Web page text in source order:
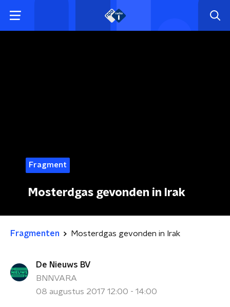
Fragment
Mosterdgas gevonden in Irak
Fragmenten Mosterdgas gevonden in Irak
De Nieuws BV
BNNVARA
08 augustus 2017 12:00 - 14:00